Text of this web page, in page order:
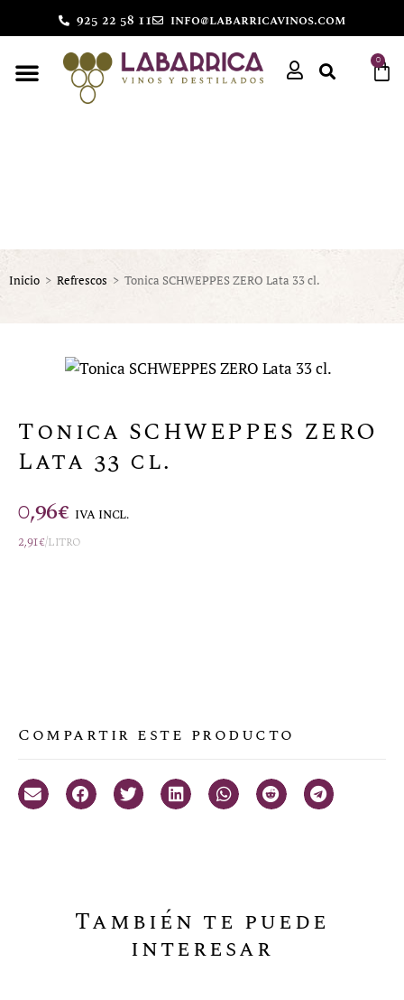
925 22 58 11 info@labarricavinos.com
0
Inicio > Refrescos > Tonica SCHWEPPES ZERO Lata 33 cl.
Tonica SCHWEPPES ZERO
Lata 33 cl.
0,96€ IVA INCL.
2,91€/litro
Compartir este producto
También te puede
interesar